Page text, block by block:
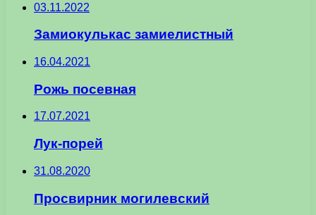
03.11.2022
Замиокулькас замиелистный
16.04.2021
Рожь посевная
17.07.2021
Лук-порей
31.08.2020
Просвирник могилевский